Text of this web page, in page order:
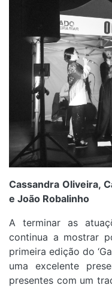
Cassandra Oliveira,
e João Robalinho
A terminar as
continua a mostrar
primeira edição do
uma excelente
presentes com um